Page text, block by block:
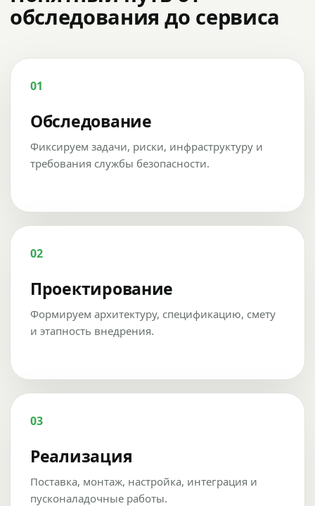
обследования до сервиса
01
Обследование
Фиксируем задачи, риски, инфраструктуру и
требования службы безопасности.
02
Проектирование
Формируем архитектуру, спецификацию, смету
и этапность внедрения.
03
Реализация
Поставка, монтаж, настройка, интеграция и
пусконаладочные работы.